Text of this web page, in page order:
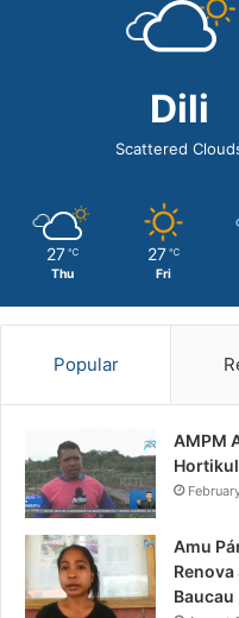
Dili
Scattered
27 ℃
Thu
27 ℃
Fri
Popular
AMPM
Amu
Baucau